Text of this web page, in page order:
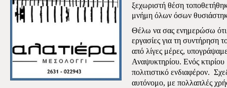
ξεχωριστή θέση
μνήμη όλων όσων
Θέλω να σας ενημερώσω ότι
εργασίες για τη συντήρηση
από λίγες μέρες,
Αναψυκτηρίου. Ενός κτιρίου
πολιτιστικό ενδιαφέρον.
αυτόνομο, με πολλαπλές